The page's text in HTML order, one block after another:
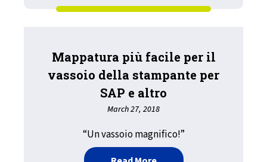
Mappatura più facile per il
vassoio della stampante per
SAP e altro
March 27, 2018
“Un vassoio magnifico!”
about Mappatura più